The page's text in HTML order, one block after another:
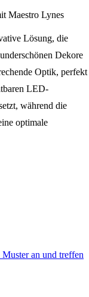
Maestro Lynes
Lösung, die
Dekore
Optik, perfekt
LED-
während die
optimale
an und treffen